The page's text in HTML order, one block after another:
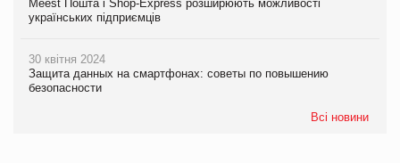
Meest Пошта і Shop-Express розширюють можливості
українських підприємців
30 квітня 2024
Защита данных на смартфонах: советы по повышению
безопасности
Всі новини